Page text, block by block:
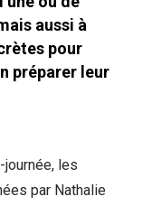
aussi à
pour
préparer leur
journée, les
par Nathalie